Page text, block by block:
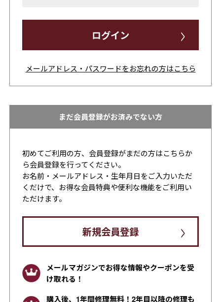
ログイン >
メールアドレス・パスワードをお忘れの方はこちら
まだ会員登録がお済みでない方
初めてご利用の方、会員登録がまだの方はこちらか
ら会員登録を行ってください。
お名前・メールアドレス・生年月日をご入力いただ
くだけで、お得な会員特典や便利な機能をご利用い
ただけます。
新規会員登録 >
メールマガジンでお得な情報やクーポンを受
け取れる！
購入後、1年間修理無料！2年目以降の修理も